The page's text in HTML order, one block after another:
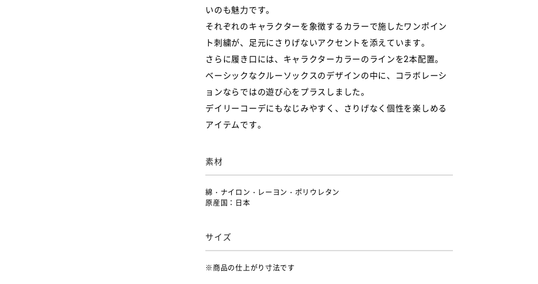
いのも魅力です。
それぞれのキャラクターを象徴するカラーで施したワンポイン
ト刺繍が、足元にさりげないアクセントを添えています。
さらに履き口には、キャラクターカラーのラインを2本配置。
ベーシックなクルーソックスのデザインの中に、コラボレーシ
ョンならではの遊び心をプラスしました。
デイリーコーデにもなじみやすく、さりげなく個性を楽しめる
アイテムです。
素材
綿・ナイロン・レーヨン・ポリウレタン
原産国：日本
サイズ
※商品の仕上がり寸法です